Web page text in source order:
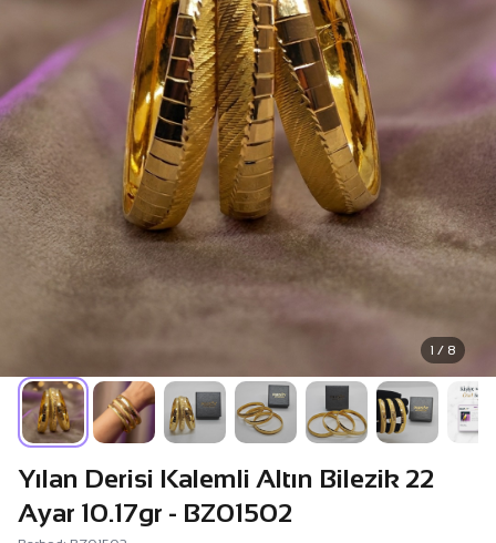
1 / 8
Yılan Derisi Kalemli Altın Bilezik 22
Ayar 10.17gr - BZ01502